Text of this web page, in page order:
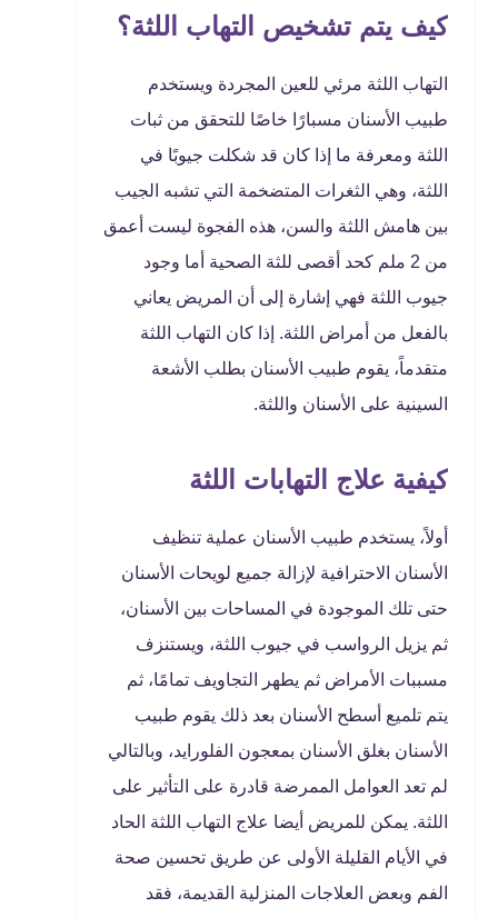
كيف يتم تشخيص التهاب اللثة؟
التهاب اللثة مرئي للعين المجردة ويستخدم
طبيب الأسنان مسبارًا خاصًا للتحقق من ثبات
اللثة ومعرفة ما إذا كان قد شكلت جيوبًا في
اللثة، وهي الثغرات المتضخمة التي تشبه الجيب
بين هامش اللثة والسن، هذه الفجوة ليست أعمق
من 2 ملم كحد أقصى للثة الصحية أما وجود
جيوب اللثة فهي إشارة إلى أن المريض يعاني
بالفعل من أمراض اللثة. إذا كان التهاب اللثة
متقدماً، يقوم طبيب الأسنان بطلب الأشعة
السينية على الأسنان واللثة.
كيفية علاج التهابات اللثة
أولاً، يستخدم طبيب الأسنان عملية تنظيف
الأسنان الاحترافية لإزالة جميع لويحات الأسنان
حتى تلك الموجودة في المساحات بين الأسنان،
ثم يزيل الرواسب في جيوب اللثة، ويستنزف
مسببات الأمراض ثم يطهر التجاويف تمامًا، ثم
يتم تلميع أسطح الأسنان بعد ذلك يقوم طبيب
الأسنان بغلق الأسنان بمعجون الفلورايد، وبالتالي
لم تعد العوامل الممرضة قادرة على التأثير على
اللثة. يمكن للمريض أيضا علاج التهاب اللثة الحاد
في الأيام القليلة الأولى عن طريق تحسين صحة
الفم وبعض العلاجات المنزلية القديمة، فقد